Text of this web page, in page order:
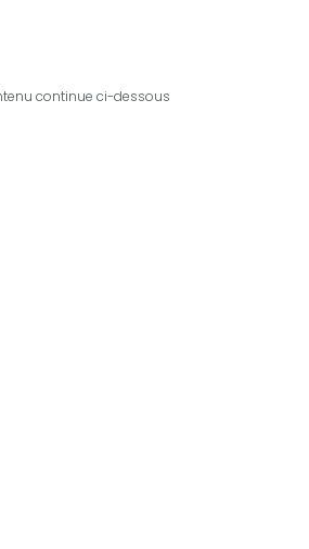
continue ci-dessous